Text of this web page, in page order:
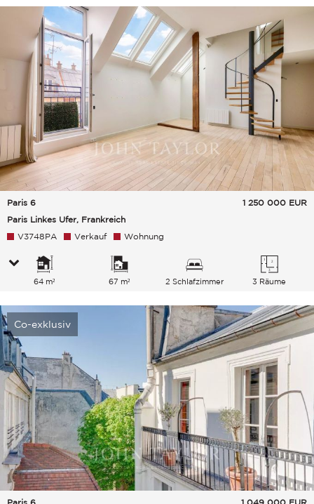
Paris 6
Paris Linkes Ufer, Frankreich
1 250 000 EUR
V3748PA Verkauf Wohnung
64 m² 67 m² 2 Schlafzimmer 3 Räume
Co-exklusiv
Paris 6
1 049 000 EUR